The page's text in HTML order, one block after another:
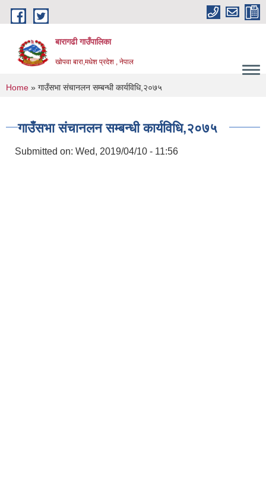
Skip to main content
बारागढी गाउँपालिका
खोपवा बारा,मधेश प्रदेश , नेपाल
You are here
Home » गाउँसभा संचानलन सम्बन्धी कार्यविधि,२०७५
गाउँसभा संचानलन सम्बन्धी कार्यविधि,२०७५
Submitted on: Wed, 2019/04/10 - 11:56